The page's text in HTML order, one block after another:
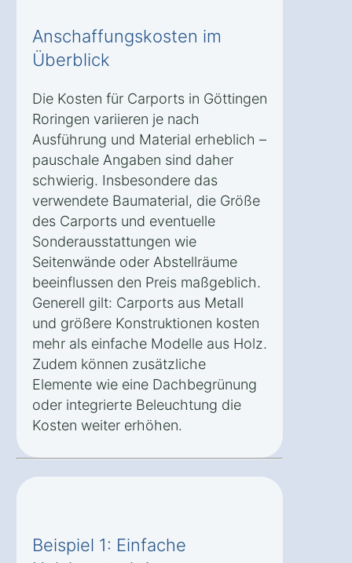
Anschaffungskosten im
Überblick
Die Kosten für Carports in Göttingen
Roringen variieren je nach
Ausführung und Material erheblich –
pauschale Angaben sind daher
schwierig. Insbesondere das
verwendete Baumaterial, die Größe
des Carports und eventuelle
Sonderausstattungen wie
Seitenwände oder Abstellräume
beeinflussen den Preis maßgeblich.
Generell gilt: Carports aus Metall
und größere Konstruktionen kosten
mehr als einfache Modelle aus Holz.
Zudem können zusätzliche
Elemente wie eine Dachbegrünung
oder integrierte Beleuchtung die
Kosten weiter erhöhen.
Beispiel 1: Einfache